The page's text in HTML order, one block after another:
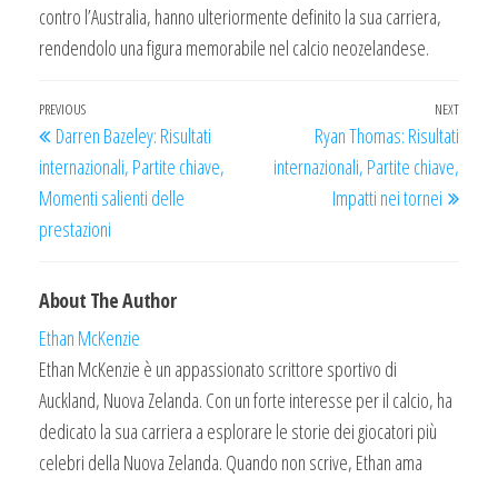
contro l’Australia, hanno ulteriormente definito la sua carriera,
rendendolo una figura memorabile nel calcio neozelandese.
Post
navigation
Previous
Post
PREVIOUS
Darren Bazeley: Risultati
internazionali, Partite chiave,
Momenti salienti delle
prestazioni
Next
NEXT
Ryan Thomas: Risultati
internazionali, Partite chiave,
Impatti nei tornei
About The Author
Ethan McKenzie
Ethan McKenzie è un appassionato scrittore sportivo di
Auckland, Nuova Zelanda. Con un forte interesse per il calcio, ha
dedicato la sua carriera a esplorare le storie dei giocatori più
celebri della Nuova Zelanda. Quando non scrive, Ethan ama